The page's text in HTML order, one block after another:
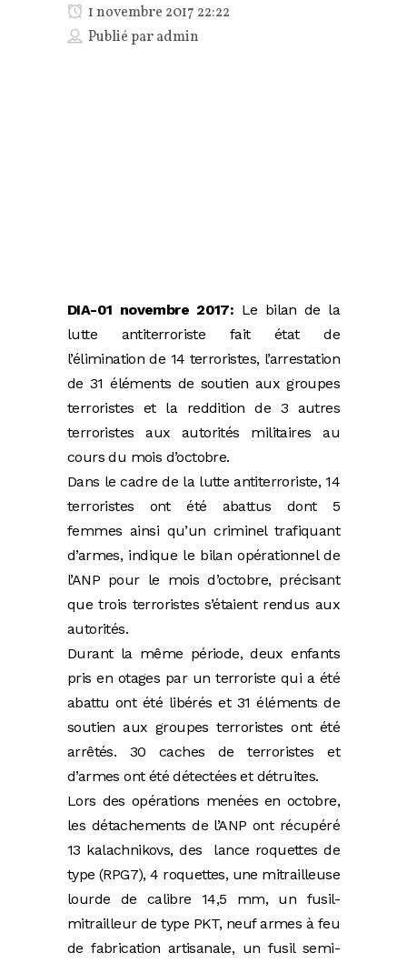
1 novembre 2017 22:22
Publié paradmin
DIA-01 novembre 2017: Le bilan de la
lutte antiterroriste fait état de
l’élimination de 14 terroristes, l’arrestation
de 31 éléments de soutien aux groupes
terroristes et la reddition de 3 autres
terroristes aux autorités militaires au
cours du mois d’octobre.
Dans le cadre de la lutte antiterroriste, 14
terroristes ont été abattus dont 5
femmes ainsi qu’un criminel trafiquant
d’armes, indique le bilan opérationnel de
l’ANP pour le mois d’octobre, précisant
que trois terroristes s’étaient rendus aux
autorités.
Durant la même période, deux enfants
pris en otages par un terroriste qui a été
abattu ont été libérés et 31 éléments de
soutien aux groupes terroristes ont été
arrêtés. 30 caches de terroristes et
d’armes ont été détectées et détruites.
Lors des opérations menées en octobre,
les détachements de l’ANP ont récupéré
13 kalachnikovs, des lance roquettes de
type (RPG7), 4 roquettes, une mitrailleuse
lourde de calibre 14,5 mm, un fusil-
mitrailleur de type PKT, neuf armes à feu
de fabrication artisanale, un fusil semi-